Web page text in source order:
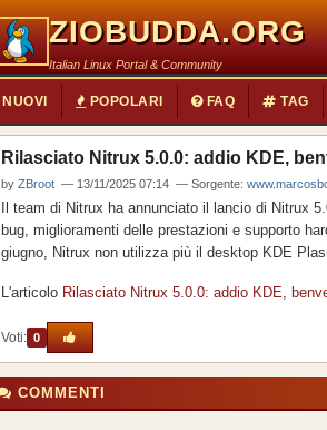
ZIOBUDDA.ORG
Italian Linux Portal & Community
NUOVI POPOLARI FAQ TAG
Rilasciato Nitrux 5.0.0: addio KDE,
by ZBroot — 13/11/2025 07:14 — Sorgente:
Il team di Nitrux ha annunciato il lancio di Nitrux
bug, miglioramenti delle prestazioni e supporto
giugno, Nitrux non utilizza più il desktop KDE
L'articolo Rilasciato Nitrux 5.0.0: addio KDE,
Voti: 0
COMMENTI